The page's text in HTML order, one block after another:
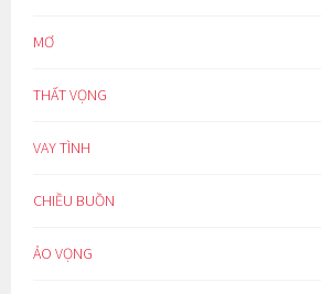
MƠ
THẤT VỌNG
VAY TÌNH
CHIỀU BUỒN
ẢO VỌNG